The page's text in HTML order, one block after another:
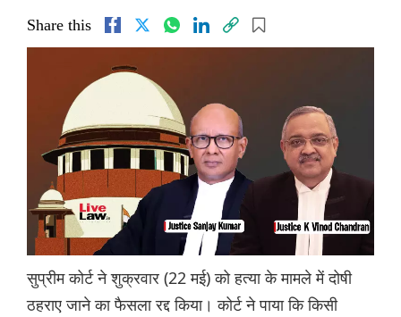
Share this
सुप्रीम कोर्ट ने शुक्रवार (22 मई) को हत्या के मामले में दोषी
ठहराए जाने का फैसला रद्द किया। कोर्ट ने पाया कि किसी